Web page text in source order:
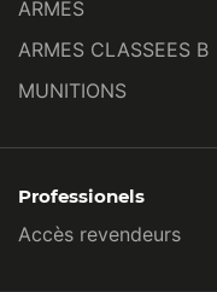
ARMES
ARMES CLASSEES B
MUNITIONS
Professionels
Accès revendeurs